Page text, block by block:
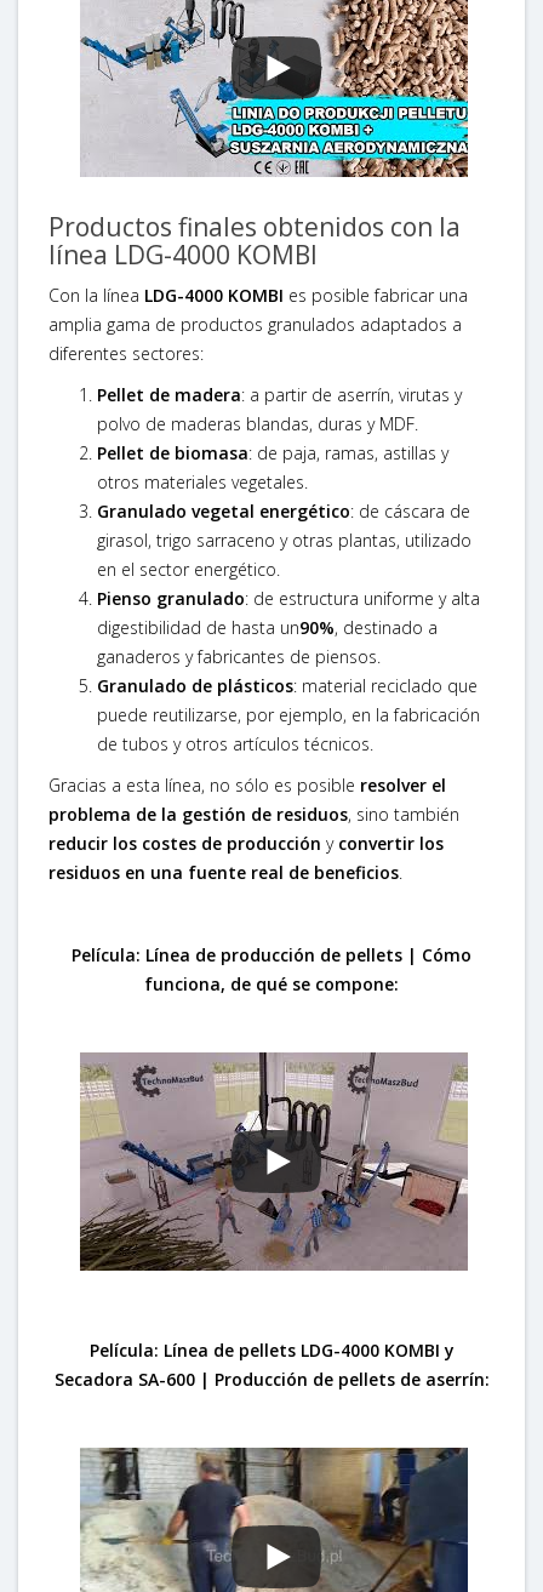
Productos finales obtenidos con la
línea LDG-4000 KOMBI
Con la línea LDG-4000 KOMBI es posible fabricar una
amplia gama de productos granulados adaptados a
diferentes sectores:
Pellet de madera: a partir de aserrín, virutas y
polvo de maderas blandas, duras y MDF.
Pellet de biomasa: de paja, ramas, astillas y
otros materiales vegetales.
Granulado vegetal energético: de cáscara de
girasol, trigo sarraceno y otras plantas, utilizado
en el sector energético.
Pienso granulado: de estructura uniforme y alta
digestibilidad de hasta un90%, destinado a
ganaderos y fabricantes de piensos.
Granulado de plásticos: material reciclado que
puede reutilizarse, por ejemplo, en la fabricación
de tubos y otros artículos técnicos.
Gracias a esta línea, no sólo es posible resolver el
problema de la gestión de residuos, sino también
reducir los costes de producción y convertir los
residuos en una fuente real de beneficios.
Película: Línea de producción de pellets | Cómo
funciona, de qué se compone:
Película: Línea de pellets LDG-4000 KOMBI y
Secadora SA-600 | Producción de pellets de aserrín: